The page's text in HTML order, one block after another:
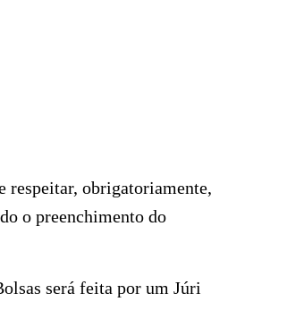
respeitar, obrigatoriamente,
o preenchimento do
será feita por um Júri